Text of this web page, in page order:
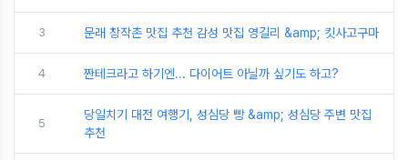
3 문래 창작촌 맛집 추천 감성 맛집 영길리 &amp; 킷사고구마
4 짠테크라고 하기엔... 다이어트 아닐까 싶기도 하고?
5
당일치기 대전 여행기, 성심당 빵 &amp; 성심당 주변 맛집
추천